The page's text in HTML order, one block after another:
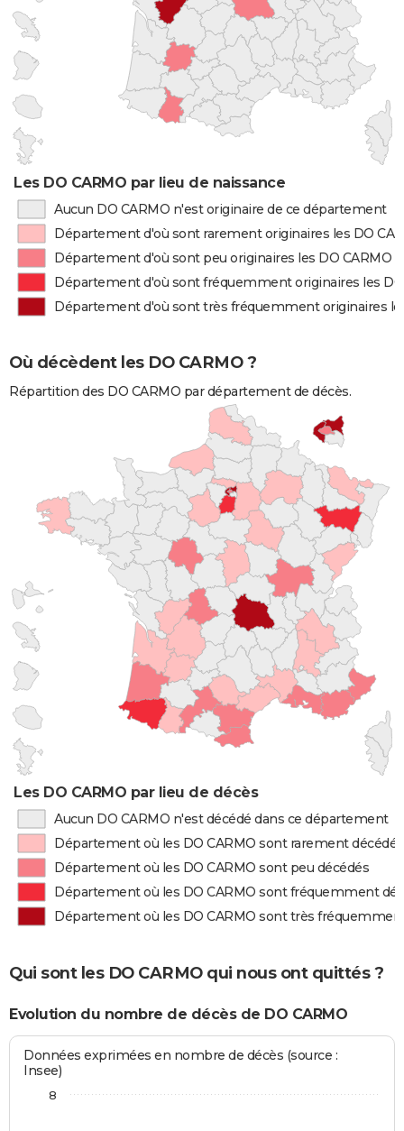
Les DO CARMO par lieu de naissance
Aucun DO CARMO n'est originaire de ce département
Département d'où sont rarement originaires les DO
Département d'où sont peu originaires les DO CARMO
Département d'où sont fréquemment originaires les
Département d'où sont très fréquemment originaires
Où décèdent les DO CARMO ?
Répartition des DO CARMO par département de décès.
Les DO CARMO par lieu de décès
Aucun DO CARMO n'est décédé dans ce département
Département où les DO CARMO sont rarement décédés
Département où les DO CARMO sont peu décédés
Département où les DO CARMO sont fréquemment
Département où les DO CARMO sont très
Qui sont les DO CARMO qui nous ont quittés ?
Evolution du nombre de décès de DO CARMO
Données exprimées en nombre de décès (source :
Insee)
8